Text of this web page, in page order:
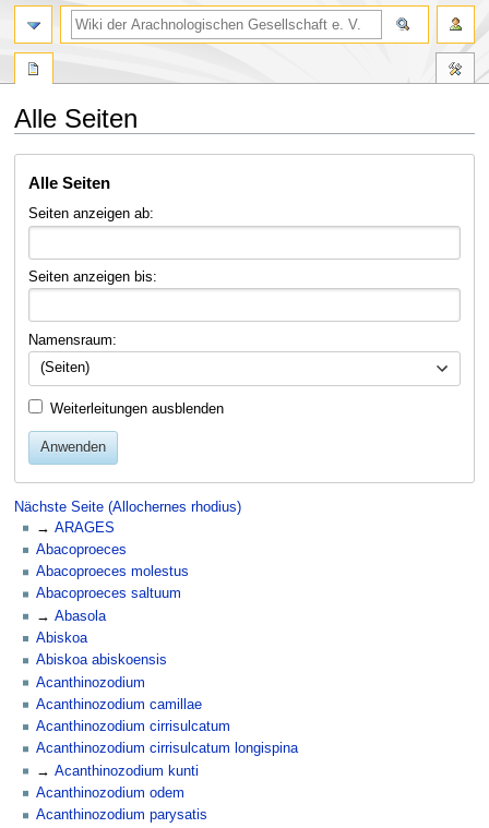
Alle Seiten
Navigation
Suche
Alle Seiten
Seiten anzeigen ab:
Seiten anzeigen bis:
Namensraum:
(Seiten)
Weiterleitungen ausblenden
Anwenden
Nächste Seite (Allochernes rhodius)
ARAGES
Abacoproeces
Abacoproeces molestus
Abacoproeces saltuum
Abasola
Abiskoa
Abiskoa abiskoensis
Acanthinozodium
Acanthinozodium camillae
Acanthinozodium cirrisulcatum
Acanthinozodium cirrisulcatum longispina
Acanthinozodium kunti
Acanthinozodium odem
Acanthinozodium parysatis